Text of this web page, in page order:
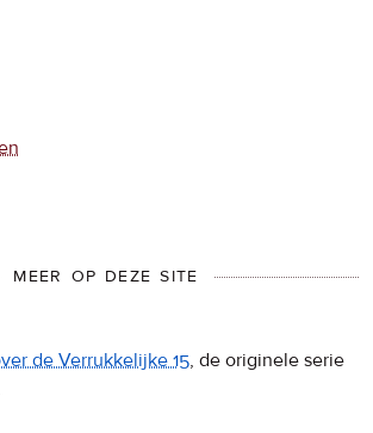
MEER OP DEZE SITE
de Verrukkelijke 15, de originele serie